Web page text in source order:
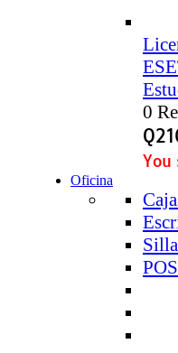
0
Q
You
Oficina
POS